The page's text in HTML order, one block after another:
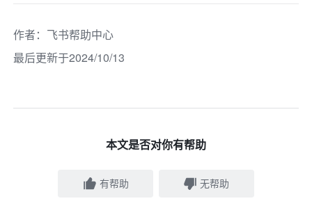
作者： 飞书帮助中心
最后更新于2024/10/13
本文是否对你有帮助
有帮助 无帮助